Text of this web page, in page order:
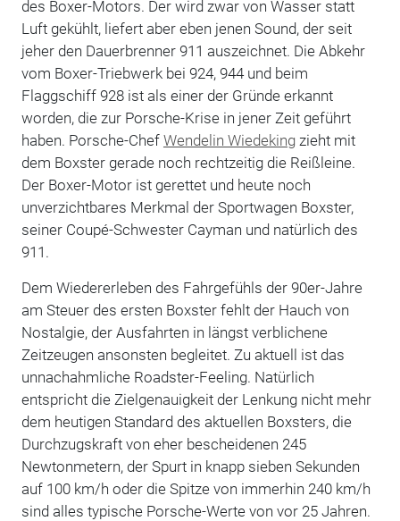
des Boxer-Motors. Der wird zwar von Wasser statt
Luft gekühlt, liefert aber eben jenen Sound, der seit
jeher den Dauerbrenner 911 auszeichnet. Die Abkehr
vom Boxer-Triebwerk bei 924, 944 und beim
Flaggschiff 928 ist als einer der Gründe erkannt
worden, die zur Porsche-Krise in jener Zeit geführt
haben. Porsche-Chef Wendelin Wiedekingzieht mit
dem Boxster gerade noch rechtzeitig die Reißleine.
Der Boxer-Motor ist gerettet und heute noch
unverzichtbares Merkmal der Sportwagen Boxster,
seiner Coupé-Schwester Cayman und natürlich des
911.
Dem Wiedererleben des Fahrgefühls der 90er-Jahre
am Steuer des ersten Boxster fehlt der Hauch von
Nostalgie, der Ausfahrten in längst verblichene
Zeitzeugen ansonsten begleitet. Zu aktuell ist das
unnachahmliche Roadster-Feeling. Natürlich
entspricht die Zielgenauigkeit der Lenkung nicht mehr
dem heutigen Standard des aktuellen Boxsters, die
Durchzugskraft von eher bescheidenen 245
Newtonmetern, der Spurt in knapp sieben Sekunden
auf 100 km/h oder die Spitze von immerhin 240 km/h
sind alles typische Porsche-Werte von vor 25 Jahren.